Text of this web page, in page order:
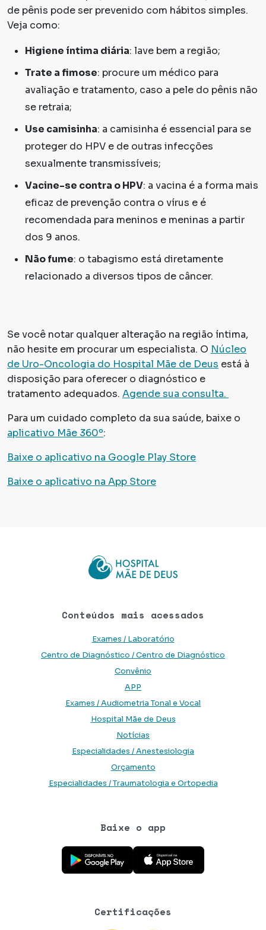
de pênis pode ser prevenido com hábitos simples.
Veja como:
Higiene íntima diária: lave bem a região;
Trate a fimose: procure um médico para
avaliação e tratamento, caso a pele do pênis não
se retraia;
Use camisinha: a camisinha é essencial para se
proteger do HPV e de outras infecções
sexualmente transmissíveis;
Vacine-se contra o HPV: a vacina é a forma mais
eficaz de prevenção contra o vírus e é
recomendada para meninos e meninas a partir
dos 9 anos.
Não fume: o tabagismo está diretamente
relacionado a diversos tipos de câncer.
Se você notar qualquer alteração na região íntima,
não hesite em procurar um especialista. O Núcleo
de Uro-Oncologia do Hospital Mãe de Deus está à
disposição para oferecer o diagnóstico e
tratamento adequados. Agende sua consulta.
Para um cuidado completo da sua saúde, baixe o
aplicativo Mãe 360º:
Baixe o aplicativo na Google Play Store
Baixe o aplicativo na App Store
Conteúdos mais acessados
Exames / Laboratório
Centro de Diagnóstico / Centro de Diagnóstico
Convênio
APP
Exames / Audiometria Tonal e Vocal
Hospital Mãe de Deus
Notícias
Especialidades / Anestesiologia
Orçamento
Especialidades / Traumatologia e Ortopedia
Baixe o app
Baixe o aplicativo na Google Play Store
Baixe o aplicativo na App Store
Certificações